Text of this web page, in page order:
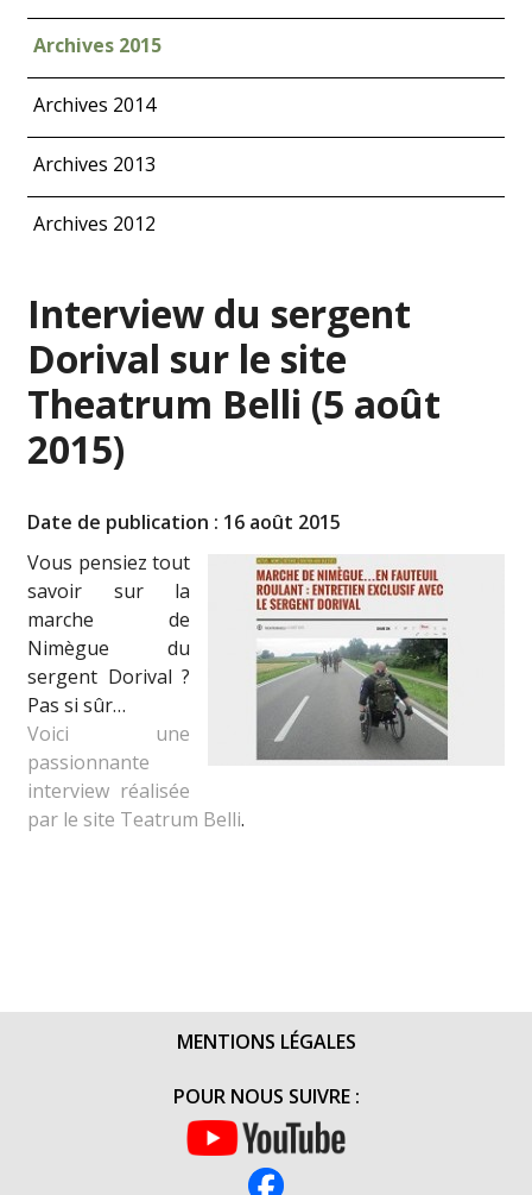
Archives 2015
Archives 2014
Archives 2013
Archives 2012
Interview du sergent
Dorival sur le site
Theatrum Belli (5 août
2015)
Date de publication : 16 août 2015
Vous pensiez tout
savoir sur la
marche de
Nimègue du
sergent Dorival ?
Pas si sûr…
Voici une
passionnante
interview réalisée
par le site Teatrum Belli.
MENTIONS LÉGALES
POUR NOUS SUIVRE :